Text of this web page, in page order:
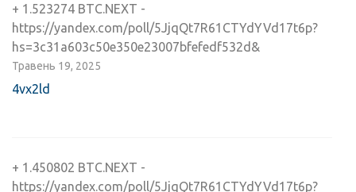
+ 1.523274 BTC.NEXT -
https://yandex.com/poll/5JjqQt7R61CTYdYVd17t6p?
hs=3c31a603c50e350e23007bfefedf532d&
Травень 19, 2025
4vx2ld
+ 1.450802 BTC.NEXT -
https://yandex.com/poll/5JjqQt7R61CTYdYVd17t6p?